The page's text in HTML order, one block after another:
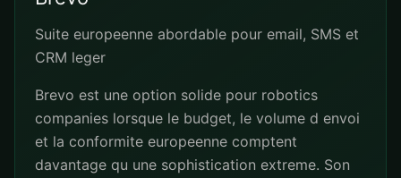
Suite europeenne abordable pour email, SMS et
CRM leger
Brevo est une option solide pour robotics
companies lorsque le budget, le volume d envoi
et la conformite europeenne comptent
davantage qu une sophistication extreme. Son